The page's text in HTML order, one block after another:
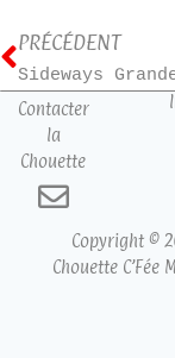
PRÉCÉDENT
Sideways
Contacter
la
Chouette
Copyright ©
Chouette C’Fée